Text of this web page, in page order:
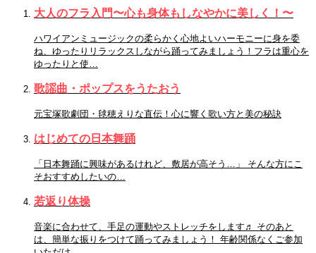
大人のフラ入門〜心も身体もしなやかに美しく！〜
ハワイアンミュージックの柔らかく心地よいハーモニーに身を委
ね、ゆったりリラックスしながら踊ってみましょう！フラは重心を
ゆったりと使…
歌謡曲・ポップスをうたおう
元宝塚歌劇団・毬穂えりな直伝！心に響く歌い方と美の秘訣
はじめての日本舞踊
「日本舞踊に興味があるけれど、敷居が高そう…」 そんな方にこ
そおすすめしたいの…
若返り体操
音楽に合わせて、手足の運動やストレッチをします♬ そのあと
は、簡単な振りをつけて踊ってみましょう！ 年齢関係なくご参加